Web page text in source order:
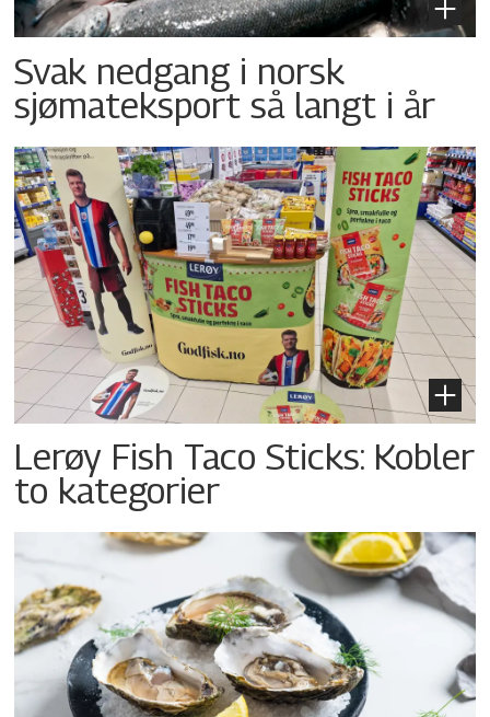
Svak nedgang i norsk
sjømateksport så langt i år
Lerøy Fish Taco Sticks: Kobler
to kategorier